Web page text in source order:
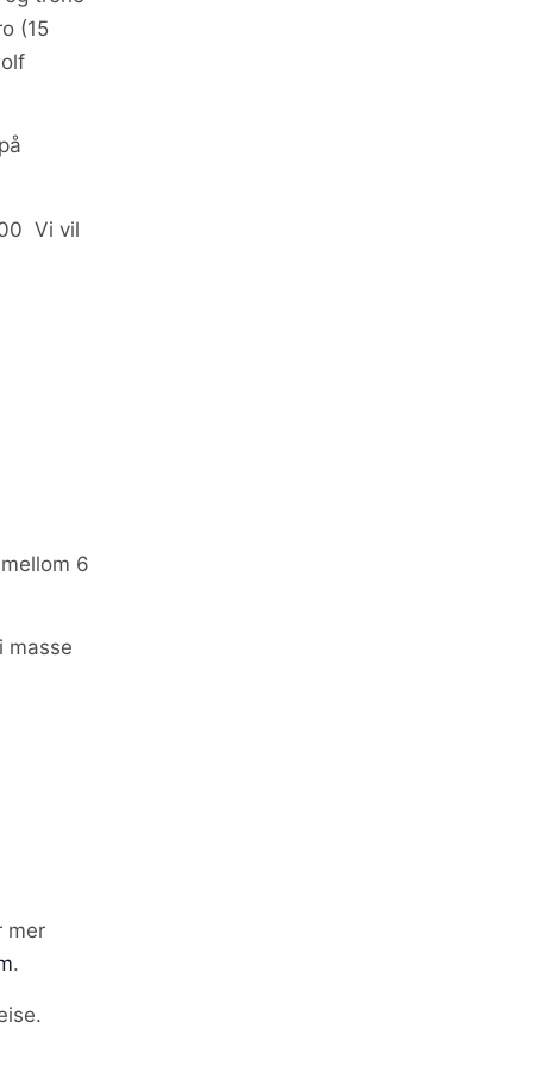
(15
Vi vil
6
masse
mer
.